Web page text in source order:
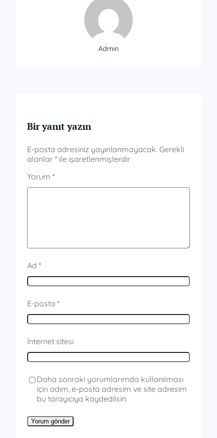
Admin
Bir yanıt yazın
E-posta adresiniz yayınlanmayacak. Gerekli
alanlar * ile işaretlenmişlerdir
Yorum *
Ad *
E-posta *
İnternet sitesi
Daha sonraki yorumlarımda kullanılması
için adım, e-posta adresim ve site adresim
bu tarayıcıya kaydedilsin.